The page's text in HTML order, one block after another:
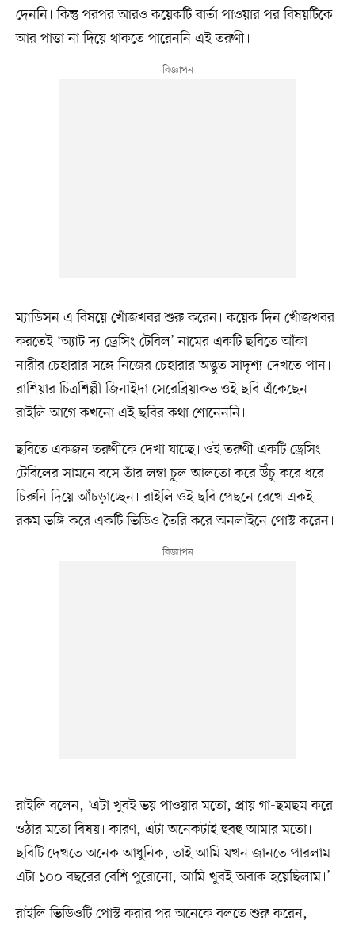
দেননি। কিন্তু পরপর আরও কয়েকটি বার্তা পাওয়ার পর বিষয়টিকে
আর পাত্তা না দিয়ে থাকতে পারেননি এই তরুণী।
ম্যাডিসন এ বিষয়ে খোঁজখবর শুরু করেন। কয়েক দিন খোঁজখবর
করতেই ‘অ্যাট দ্য ড্রেসিং টেবিল’ নামের একটি ছবিতে আঁকা
নারীর চেহারার সঙ্গে নিজের চেহারার অদ্ভুত সাদৃশ্য দেখতে পান।
রাশিয়ার চিত্রশিল্পী জিনাইদা সেরেব্রিয়াকভ ওই ছবি এঁকেছেন।
রাইলি আগে কখনো এই ছবির কথা শোনেননি।
ছবিতে একজন তরুণীকে দেখা যাচ্ছে। ওই তরুণী একটি ড্রেসিং
টেবিলের সামনে বসে তাঁর লম্বা চুল আলতো করে উঁচু করে ধরে
চিরুনি দিয়ে আঁচড়াচ্ছেন। রাইলি ওই ছবি পেছনে রেখে একই
রকম ভঙ্গি করে একটি ভিডিও তৈরি করে অনলাইনে পোস্ট করেন।
রাইলি বলেন, ‘এটা খুবই ভয় পাওয়ার মতো, প্রায় গা-ছমছম করে
ওঠার মতো বিষয়। কারণ, এটা অনেকটাই হুবহু আমার মতো।
ছবিটি দেখতে অনেক আধুনিক, তাই আমি যখন জানতে পারলাম
এটা ১০০ বছরের বেশি পুরোনো, আমি খুবই অবাক হয়েছিলাম।’
রাইলি ভিডিওটি পোস্ট করার পর অনেকে বলতে শুরু করেন,